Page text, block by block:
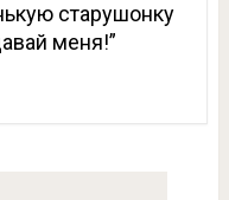
старушонку
меня!”